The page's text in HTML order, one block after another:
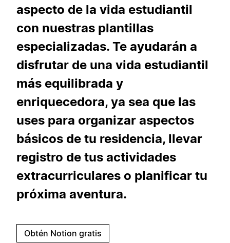
aspecto de la vida estudiantil
con nuestras plantillas
especializadas. Te ayudarán a
disfrutar de una vida estudiantil
más equilibrada y
enriquecedora, ya sea que las
uses para organizar aspectos
básicos de tu residencia, llevar
registro de tus actividades
extracurriculares o planificar tu
próxima aventura.
Obtén Notion gratis